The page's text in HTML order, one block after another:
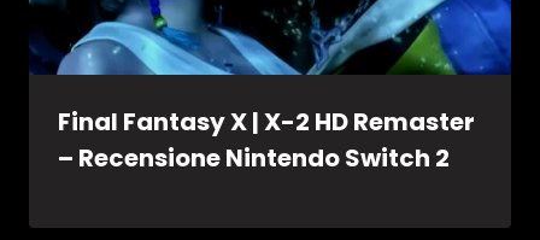
Final Fantasy X | X-2 HD Remaster
– Recensione Nintendo Switch 2